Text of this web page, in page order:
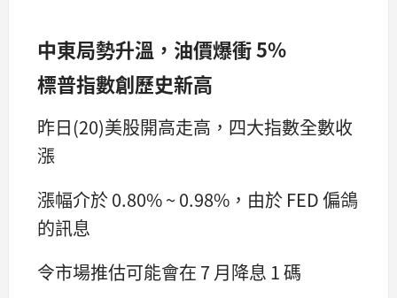
中東局勢升溫，油價爆衝 5%
標普指數創歷史新高
昨日(20)美股開高走高，四大指數全數收
漲
漲幅介於 0.80% ~ 0.98%，由於 FED 偏鴿
的訊息
令市場推估可能會在 7 月降息 1 碼